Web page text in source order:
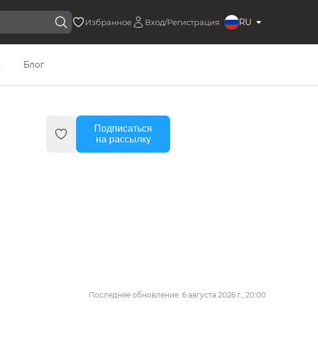
Избранное Вход/Регистрация RU
Блог
Подписаться
на рассылку
Последнее обновление: 6 августа 2026 г., 20:00